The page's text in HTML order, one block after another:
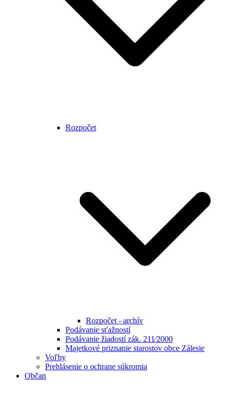
Rozpočet
Rozpočet - archív
Podávanie sťažností
Podávanie žiadostí zák. 211⁄2000
Majetkové priznanie starostov obce Zálesie
Voľby
Prehlásenie o ochrane súkromia
Občan